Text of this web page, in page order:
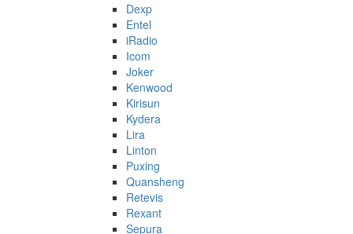
Dexp
Entel
iRadio
Icom
Joker
Kenwood
Kirisun
Kydera
Lira
Linton
Puxing
Quansheng
Retevis
Rexant
Sepura